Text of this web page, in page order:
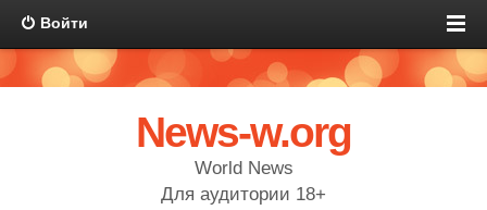
Войти
News-w.org
World News
Для аудитории 18+